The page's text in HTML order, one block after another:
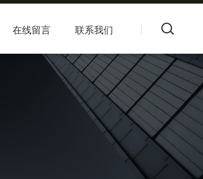
在线留言 联系我们